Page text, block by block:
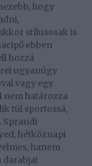
hogy
stílusosak is
ebben
hozzá
ugyanúgy
vagy egy
nem határozza
túl sportossá,
Sprandi
hétköznapi
hanem
darabjai